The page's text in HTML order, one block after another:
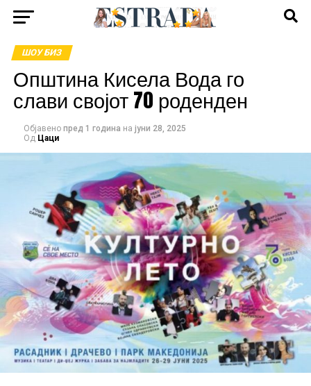
ШОУ БИЗ
Општина Кисела Вода го
слави својот 70 роденден
Објавено пред 1 година на јуни 28, 2025
Од Цаци